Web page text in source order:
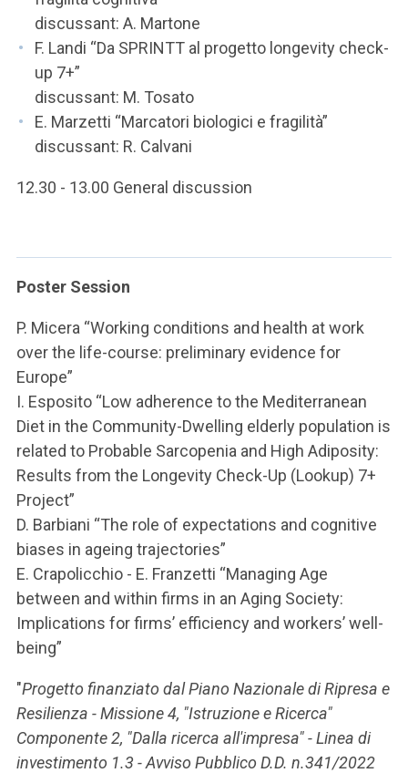
discussant: A. Martone
F. Landi “Da SPRINTT al progetto longevity check-
up 7+”
discussant: M. Tosato
E. Marzetti “Marcatori biologici e fragilità”
discussant: R. Calvani
12.30 - 13.00 General discussion
Poster Session
P. Micera “Working conditions and health at work
over the life-course: preliminary evidence for
Europe”
I. Esposito “Low adherence to the Mediterranean
Diet in the Community-Dwelling elderly population is
related to Probable Sarcopenia and High Adiposity:
Results from the Longevity Check-Up (Lookup) 7+
Project”
D. Barbiani “The role of expectations and cognitive
biases in ageing trajectories”
E. Crapolicchio - E. Franzetti “Managing Age
between and within firms in an Aging Society:
Implications for firms’ efficiency and workers’ well-
being”
"Progetto finanziato dal Piano Nazionale di Ripresa e
Resilienza - Missione 4, "Istruzione e Ricerca"
Componente 2, "Dalla ricerca all'impresa" - Linea di
investimento 1.3 - Avviso Pubblico D.D. n.341/2022